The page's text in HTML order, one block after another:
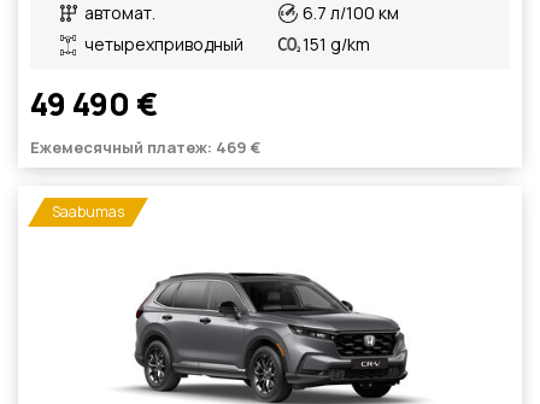
автомат.
четырехприводный
6.7 л/100 км
151 g/km
49 490 €
Ежемесячный платеж: 469 €
Saabumas